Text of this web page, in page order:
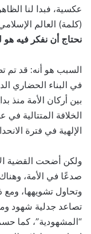
عكسية، فبدا لنا
(كلمة) العالم
نحتاج أن نفكر فيه هو
السبب هو أنه: قد تم
في البناء الحضاري
بين أركان الأمة منذ
الخلافة المتتالية في
الإلهية في فترة
ولكن أضحت القضية
صدعًا في الأمة،
وتحاول تشويهها،
تصاعد جدلية شهود
“المشهودية”، كما